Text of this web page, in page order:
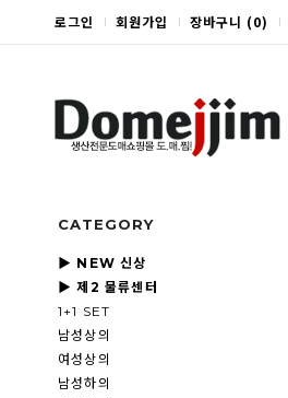
로그인 회원가입 장바구니 (0)
CATEGORY
▶ NEW 신상
▶ 제2 물류센터
1+1 SET
남성상의
여성상의
남성하의